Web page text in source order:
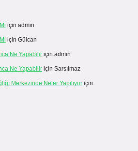
için admin
için Gülcan
Ne Yapabiliriçin admin
Ne Yapabiliriçin Sarsılmaz
Merkezinde Neler Yapılıyoriçin